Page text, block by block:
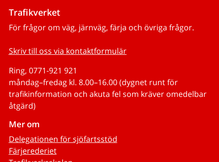
Trafikverket
För frågor om väg, järnväg, färja och övriga frågor.
Skriv till oss via kontaktformulär
Ring, 0771-921 921
måndag–fredag kl. 8.00–16.00 (dygnet runt för
trafikinformation och akuta fel som kräver omedelbar
åtgärd)
Mer om
Delegationen för sjöfartsstöd
Färjerederiet